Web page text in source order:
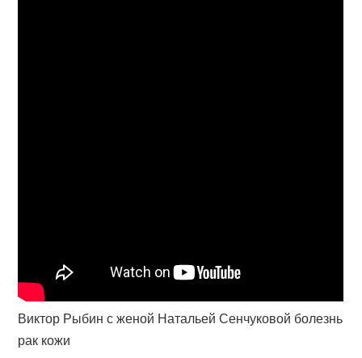
Виктор Рыбин с женой Натальей Сенчуковой болезнь
рак кожи